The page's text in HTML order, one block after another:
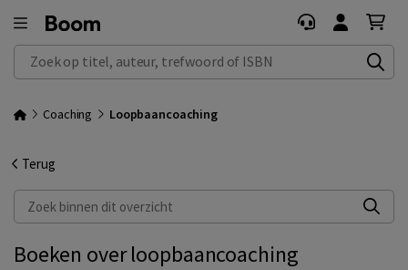
Zoek op titel, auteur, trefwoord of ISBN
Coaching Loopbaancoaching
Terug
Zoek binnen dit overzicht
Boeken over loopbaancoaching